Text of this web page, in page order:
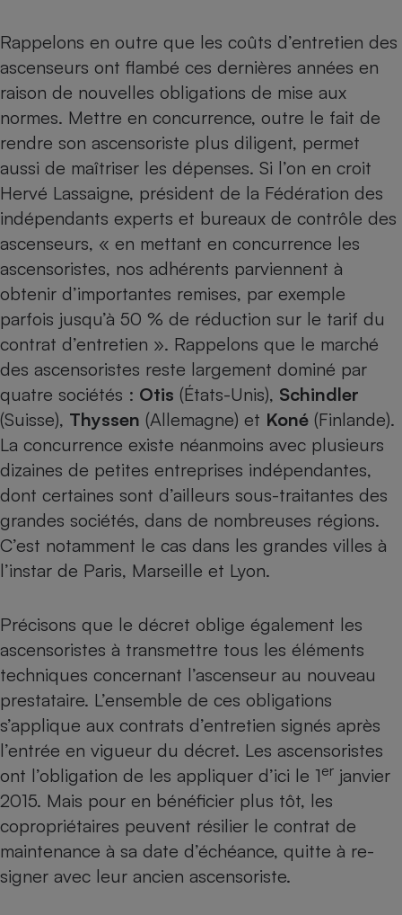
Rappelons en outre que les coûts d’entretien des
ascenseurs ont flambé ces dernières années en
raison de nouvelles obligations de mise aux
normes. Mettre en concurrence, outre le fait de
rendre son ascensoriste plus diligent, permet
aussi de maîtriser les dépenses. Si l’on en croit
Hervé Lassaigne, président de la Fédération des
indépendants experts et bureaux de contrôle des
ascenseurs, « en mettant en concurrence les
ascensoristes, nos adhérents parviennent à
obtenir d’importantes remises, par exemple
parfois jusqu’à 50 % de réduction sur le tarif du
contrat d’entretien ». Rappelons que le marché
des ascensoristes reste largement dominé par
quatre sociétés : Otis (États-Unis), Schindler
(Suisse), Thyssen (Allemagne) et Koné (Finlande).
La concurrence existe néanmoins avec plusieurs
dizaines de petites entreprises indépendantes,
dont certaines sont d’ailleurs sous-traitantes des
grandes sociétés, dans de nombreuses régions.
C’est notamment le cas dans les grandes villes à
l’instar de Paris, Marseille et Lyon.
Précisons que le décret oblige également les
ascensoristes à transmettre tous les éléments
techniques concernant l’ascenseur au nouveau
prestataire. L’ensemble de ces obligations
s’applique aux contrats d’entretien signés après
l’entrée en vigueur du décret. Les ascensoristes
ont l’obligation de les appliquer d’ici le 1er janvier
2015. Mais pour en bénéficier plus tôt, les
copropriétaires peuvent résilier le contrat de
maintenance à sa date d’échéance, quitte à re-
signer avec leur ancien ascensoriste.
Climatiseur -
Ventilateur
Cafetière à expressos
Robot ménager